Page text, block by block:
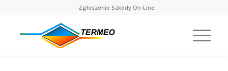
Zgłoszenie Szkody On-Line